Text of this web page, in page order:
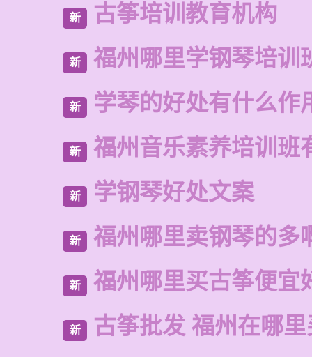
新 古筝培训教育机构
新 福州哪里学钢琴培训
新 学琴的好处有什么作
新 福州音乐素养培训班
新 学钢琴好处文案
新 福州哪里卖钢琴的多
新 福州哪里买古筝便宜
新 古筝批发 福州在哪